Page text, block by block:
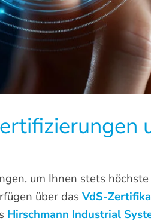
um Ihnen stets
über das VdS-
Hirschmann Industrial